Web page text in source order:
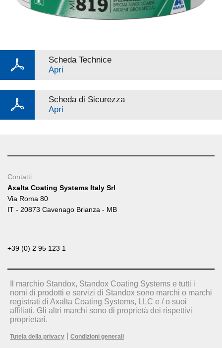
Scheda Technice
Apri
Scheda di Sicurezza
Apri
Contatti
Axalta Coating Systems Italy Srl
Via Roma 80
IT - 20873 Cavenago Brianza - MB
+39 (0) 2 95 123 1
Il marchio Standox, Standox Coating Systems e tutti i
nomi di prodotti e servizi di Standox sono marchi o marchi
registrati di Axalta Coating Systems, LLC e / o suoi
affiliati. Gli altri marchi sono di proprietà dei rispettivi
proprietari.
Tutela della privacy Condizioni generali